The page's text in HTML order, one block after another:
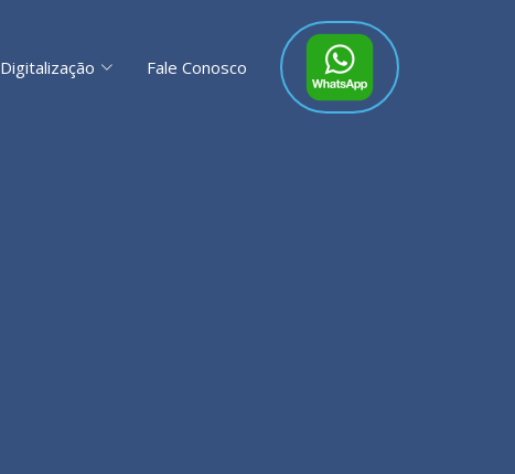
Digitalização Fale Conosco